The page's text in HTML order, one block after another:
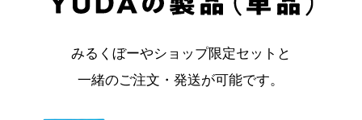
みるくぼーやショップ限定セットと
一緒のご注文・発送が可能です。